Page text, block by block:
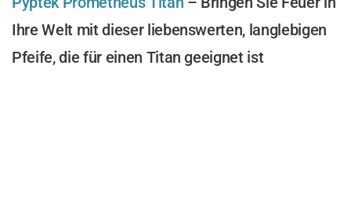
Ihre Welt mit dieser liebenswerten, langlebigen
Pfeife, die für einen Titan geeignet ist